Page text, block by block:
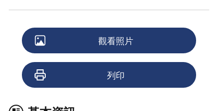
觀看照片
列印